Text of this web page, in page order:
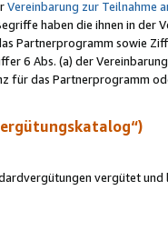
Vereinbarung zur Teilnahme
haben die ihnen in der
Partnerprogramm sowie
6 Abs. (a) der
für das Partnerprogramm
vergütet